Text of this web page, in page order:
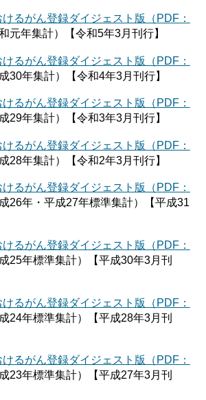
るがん登録ダイジェスト版（PDF：
和元年集計）【令和5年3月刊行】
るがん登録ダイジェスト版（PDF：
成30年集計）【令和4年3月刊行】
るがん登録ダイジェスト版（PDF：
成29年集計）【令和3年3月刊行】
るがん登録ダイジェスト版（PDF：
成28年集計）【令和2年3月刊行】
るがん登録ダイジェスト版（PDF：
成26年・平成27年標準集計）【平成31
るがん登録ダイジェスト版（PDF：
成25年標準集計）【平成30年3月刊
るがん登録ダイジェスト版（PDF：
成24年標準集計）【平成28年3月刊
るがん登録ダイジェスト版（PDF：
成23年標準集計）【平成27年3月刊